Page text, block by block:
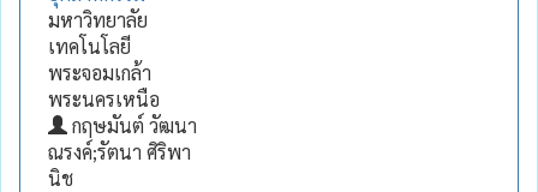
มหาวิทยาลัย
เทคโนโลยี
พระจอมเกล้า
พระนครเหนือ
กฤษมันต์ วัฒนา
ณรงค์;รัตนา ศิริพา
นิช